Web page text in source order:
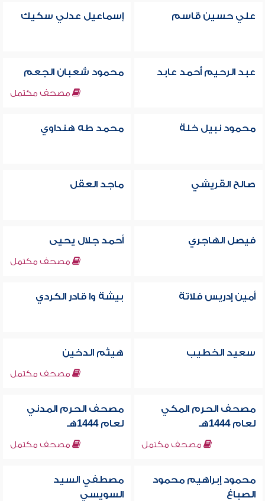
علي حسين قاسم إسماعيل عدلي سكيك
عبد الرحيم أحمد عابد محمود شعبان الجعم
مصحف مكتمل
محمود نبيل خلة محمد طه هنداوي
صالح القريشي ماجد العقل
فيصل الهاجري أحمد جلال يحيى
مصحف مكتمل
أمين إدريس فلاتة بيشة وا قادر الكردي
سعيد الخطيب هيثم الدخين
مصحف مكتمل
مصحف الحرم المكي
لعام 1444هـ
مصحف مكتمل
مصحف الحرم المدني
لعام 1444هـ
مصحف مكتمل
محمود إبراهيم محمود
الصباغ
مصطفي السيد
السويسي